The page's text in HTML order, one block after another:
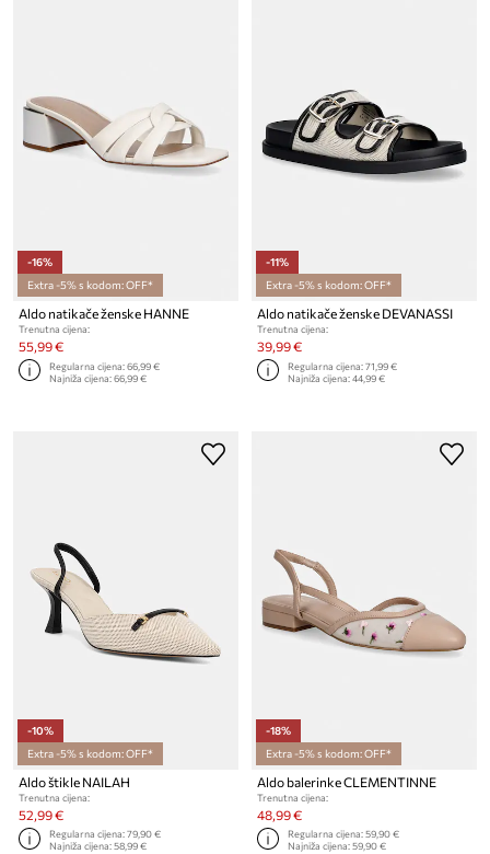
-16%
Extra -5% s kodom: OFF*
Aldo natikače ženske HANNE
Trenutna cijena:
55,99 €
Regularna cijena:66,99 €
Najniža cijena:66,99 €
-11%
Extra -5% s kodom: OFF*
Aldo natikače ženske DEVANASSI
Trenutna cijena:
39,99 €
Regularna cijena:71,99 €
Najniža cijena:44,99 €
-10%
Extra -5% s kodom: OFF*
Aldo štikle NAILAH
Trenutna cijena:
52,99 €
Regularna cijena:79,90 €
Najniža cijena:58,99 €
-18%
Extra -5% s kodom: OFF*
Aldo balerinke CLEMENTINNE
Trenutna cijena:
48,99 €
Regularna cijena:59,90 €
Najniža cijena:59,90 €